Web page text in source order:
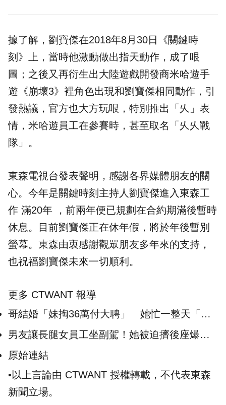
據了解，劉寶傑在2018年8月30日《關鍵時
刻》上，當時他激動做出指天動作，成了哏
圖；之後又再衍生出大陸遊戲開發商米哈遊手
遊《崩壞3》裡角色出現和劉寶傑相同動作，引
發熱議，官方也大方玩哏，特別推出「乆」表
情，米哈遊員工在參賽時，甚至取名「乆乆戰
隊」。
東森電視台發表聲明，感謝各界媒體朋友的關
心。今年是關鍵時刻主持人劉寶傑進入東森工
作 滿20年 ，前兩年便已規劃在合約期滿後暫時
休息。目前劉寶傑正在休年假，將於年後暫別
螢幕。東森由衷感謝觀眾朋友多年來的支持，
也祝福劉寶傑未來一切順利。
更多 CTWANT 報導
哥結婚「妹掏36萬付大聘」 她忙一整天「主
桌沒留位」悲：女兒是潑出去的水
男友讓長腿女員工坐副駕！她被迫擠後座爆
氣 眾人看傻眼：一定有問題
原始連結
•以上言論由 CTWANT 授權轉載，不代表東森
新聞立場。